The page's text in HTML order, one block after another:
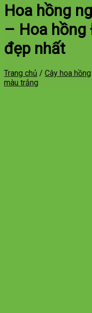
Hoa hồng
– Hoa
đẹp nhất
Trang chủ / Cây hoa hồng
màu trắng